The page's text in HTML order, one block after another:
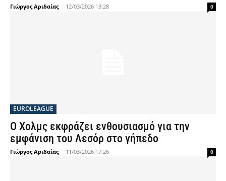
Γιώργος Αριδαίας - 12/03/2026 13:28 0
EUROLEAGUE
Ο Χολμς εκφράζει ενθουσιασμό για την
εμφάνιση του Λεσόρ στο γήπεδο
Γιώργος Αριδαίας - 11/03/2026 17:26 0